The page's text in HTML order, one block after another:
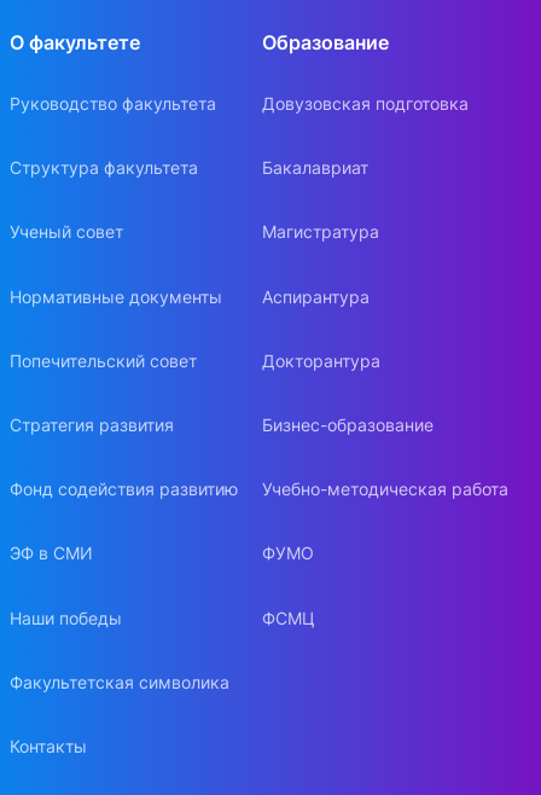
О факультете
Руководство факультета
Структура факультета
Ученый совет
Нормативные документы
Попечительский совет
Стратегия развития
Фонд содействия развитию
ЭФ в СМИ
Наши победы
Факультетская символика
Контакты
Образование
Довузовская подготовка
Бакалавриат
Магистратура
Аспирантура
Докторантура
Бизнес-образование
Учебно-методическая работа
ФУМО
ФСМЦ